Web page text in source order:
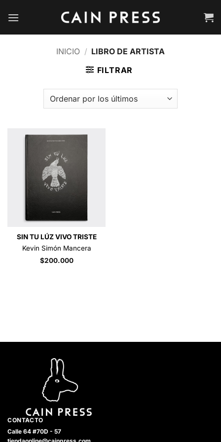
INICIO / LIBRO DE ARTISTA
FILTRAR
SIN TU LÚZ VIVO TRISTE
Kevin Simón Mancera
$200.000
CONTACTO
Calle 64 #70D - 57